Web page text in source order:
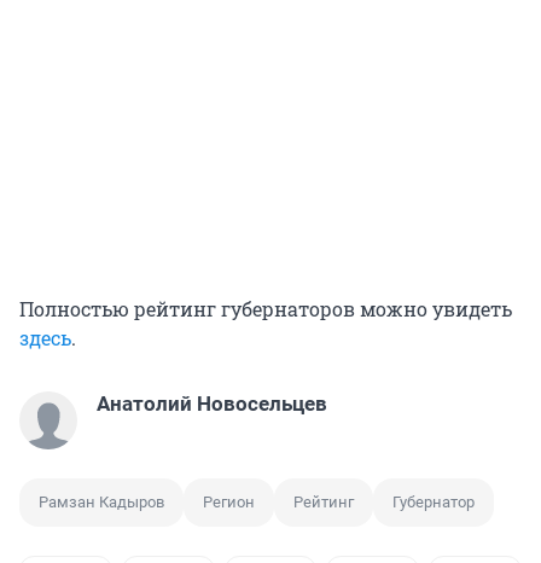
Полностью рейтинг губернаторов можно увидеть
здесь.
Анатолий Новосельцев
Рамзан Кадыров Регион Рейтинг Губернатор